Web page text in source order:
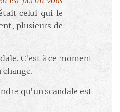
celui qui le
plusieurs de
C'est à ce moment
qu'un scandale est